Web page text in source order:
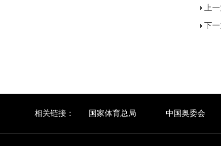
上一
下一
相关链接： 国家体育总局 中国奥委会